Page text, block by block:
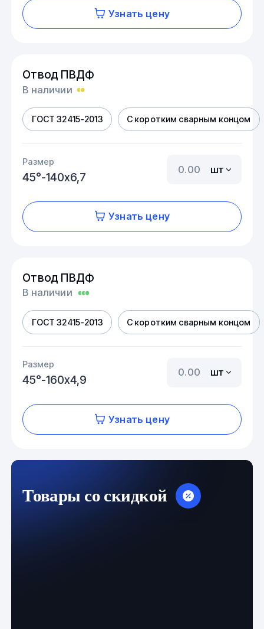
Узнать цену
Отвод ПВДФ
В наличии
ГОСТ 32415-2013 С коротким сварным концом
Размер
45°-140х6,7
шт
Узнать цену
Отвод ПВДФ
В наличии
ГОСТ 32415-2013 С коротким сварным концом
Размер
45°-160х4,9
шт
Узнать цену
Товары со скидкой